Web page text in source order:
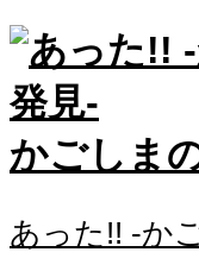
かごしま
あった!! -か